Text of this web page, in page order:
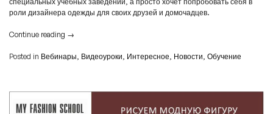
роли дизайнера одежды для своих друзей и домочадцев.
Continue reading →
Posted in Вебинары, Видеоуроки, Интересное, Новости, Обучение